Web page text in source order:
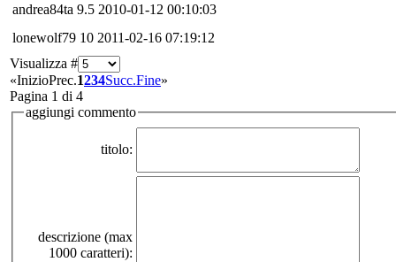
andrea84ta 9.5 2010-01-12 00:10:03
lonewolf79 10 2011-02-16 07:19:12
Visualizza #
«InizioPrec.1234Succ.Fine»
Pagina 1 di 4
aggiungi commento
titolo:
descrizione (max
1000 caratteri):